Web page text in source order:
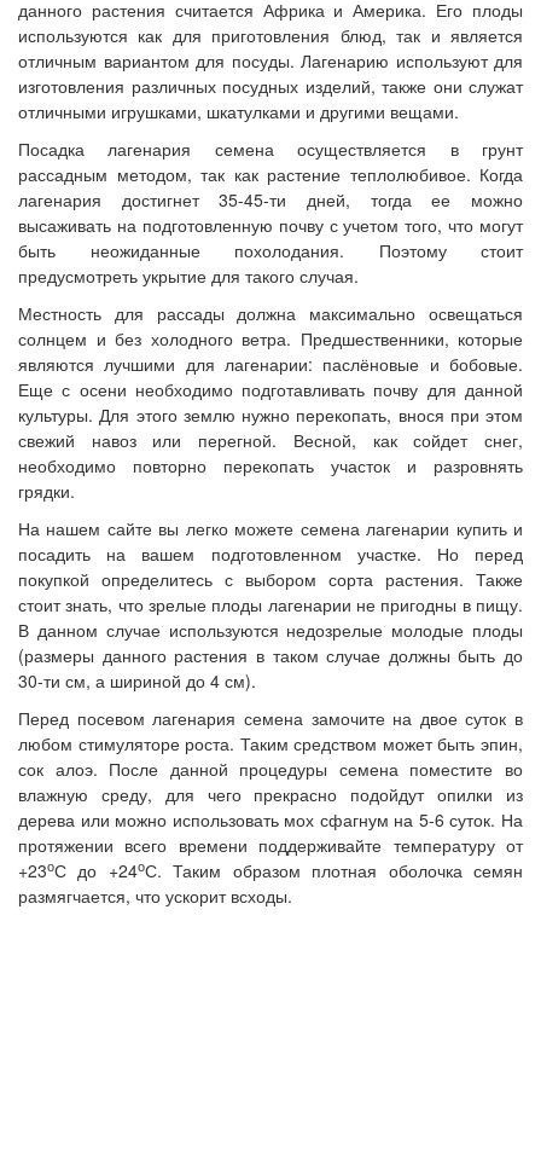
данного растения считается Африка и Америка. Его плоды
используются как для приготовления блюд, так и является
отличным вариантом для посуды. Лагенарию используют для
изготовления различных посудных изделий, также они служат
отличными игрушками, шкатулками и другими вещами.
Посадка лагенария семена осуществляется в грунт
рассадным методом, так как растение теплолюбивое. Когда
лагенария достигнет 35-45-ти дней, тогда ее можно
высаживать на подготовленную почву с учетом того, что могут
быть неожиданные похолодания. Поэтому стоит
предусмотреть укрытие для такого случая.
Местность для рассады должна максимально освещаться
солнцем и без холодного ветра. Предшественники, которые
являются лучшими для лагенарии: паслёновые и бобовые.
Еще с осени необходимо подготавливать почву для данной
культуры. Для этого землю нужно перекопать, внося при этом
свежий навоз или перегной. Весной, как сойдет снег,
необходимо повторно перекопать участок и разровнять
грядки.
На нашем сайте вы легко можете семена лагенарии купить и
посадить на вашем подготовленном участке. Но перед
покупкой определитесь с выбором сорта растения. Также
стоит знать, что зрелые плоды лагенарии не пригодны в пищу.
В данном случае используются недозрелые молодые плоды
(размеры данного растения в таком случае должны быть до
30-ти см, а шириной до 4 см).
Перед посевом лагенария семена замочите на двое суток в
любом стимуляторе роста. Таким средством может быть эпин,
сок алоэ. После данной процедуры семена поместите во
влажную среду, для чего прекрасно подойдут опилки из
дерева или можно использовать мох сфагнум на 5-6 суток. На
протяжении всего времени поддерживайте температуру от
+23оС до +24оС. Таким образом плотная оболочка семян
размягчается, что ускорит всходы.